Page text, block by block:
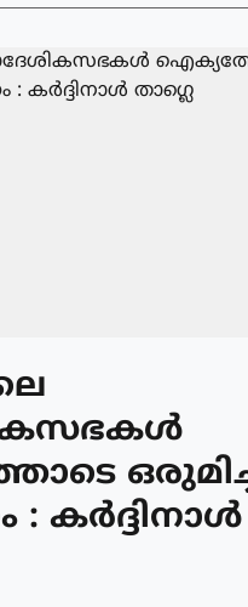
കര്‍ദ്ദിനാള്‍